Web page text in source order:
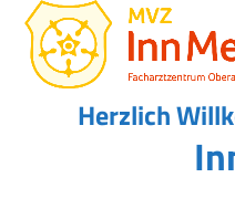
Skip
content
Open
mobile
menu
Close
mobile
menu
Herzlich